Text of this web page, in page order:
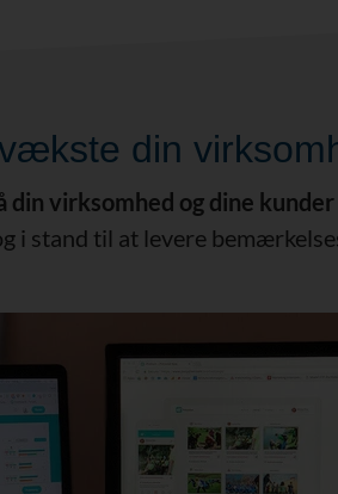
din
virksomhed og dine
i stand til at levere